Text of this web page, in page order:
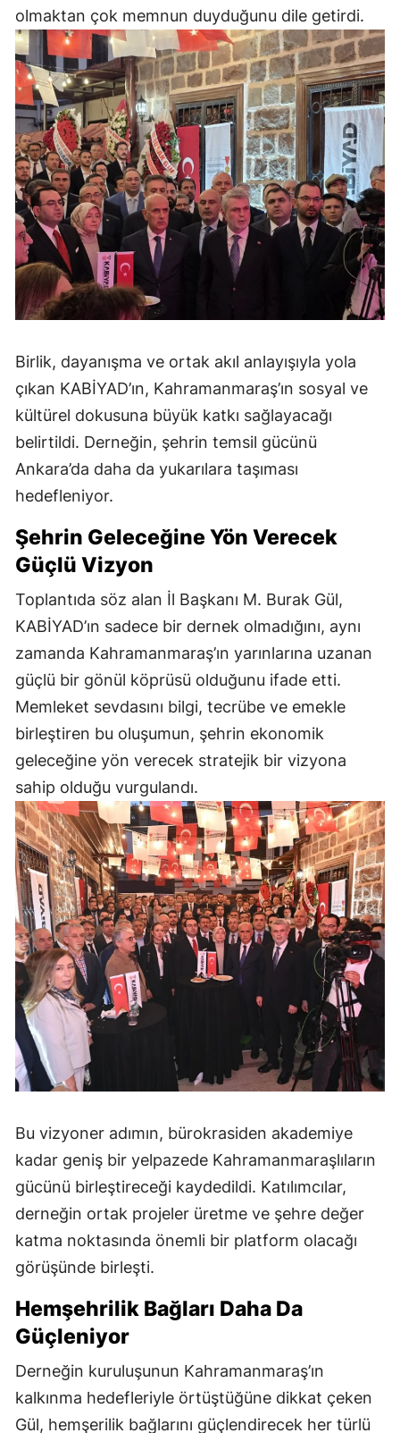
olmaktan çok memnun duyduğunu dile getirdi.
Birlik, dayanışma ve ortak akıl anlayışıyla yola
çıkan KABİYAD’ın, Kahramanmaraş’ın sosyal ve
kültürel dokusuna büyük katkı sağlayacağı
belirtildi. Derneğin, şehrin temsil gücünü
Ankara’da daha da yukarılara taşıması
hedefleniyor.
Şehrin Geleceğine Yön Verecek
Güçlü Vizyon
Toplantıda söz alan İl Başkanı M. Burak Gül,
KABİYAD’ın sadece bir dernek olmadığını, aynı
zamanda Kahramanmaraş’ın yarınlarına uzanan
güçlü bir gönül köprüsü olduğunu ifade etti.
Memleket sevdasını bilgi, tecrübe ve emekle
birleştiren bu oluşumun, şehrin ekonomik
geleceğine yön verecek stratejik bir vizyona
sahip olduğu vurgulandı.
Bu vizyoner adımın, bürokrasiden akademiye
kadar geniş bir yelpazede Kahramanmaraşlıların
gücünü birleştireceği kaydedildi. Katılımcılar,
derneğin ortak projeler üretme ve şehre değer
katma noktasında önemli bir platform olacağı
görüşünde birleşti.
Hemşehrilik Bağları Daha Da
Güçleniyor
Derneğin kuruluşunun Kahramanmaraş’ın
kalkınma hedefleriyle örtüştüğüne dikkat çeken
Gül, hemşerilik bağlarını güçlendirecek her türlü